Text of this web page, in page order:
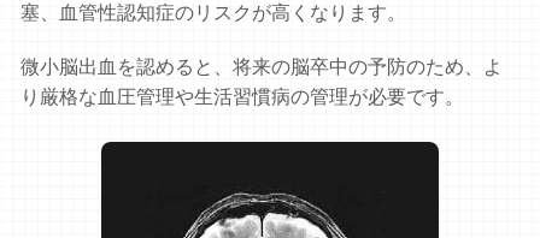
塞、血管性認知症のリスクが高くなります。
微小脳出血を認めると、将来の脳卒中の予防のため、よ
り厳格な血圧管理や生活習慣病の管理が必要です。